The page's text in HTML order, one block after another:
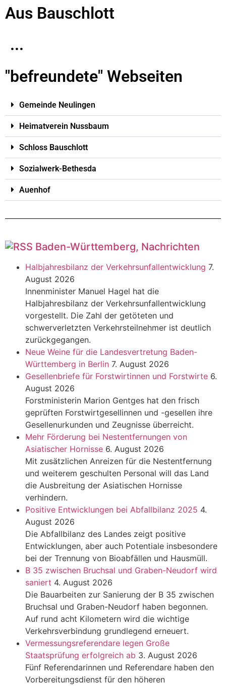
Aus Bauschlott
...
"befreundete" Webseiten
Gemeinde Neulingen
Heimatverein Nussbaum
Schloss Bauschlott
Sozialwerk-Bethesda
Auenhof
Baden-Württemberg, Nachrichten
Halbjahresbilanz der Verkehrsunfallentwicklung 7.
August 2026
Innenminister Manuel Hagel hat die
Halbjahresbilanz der Verkehrsunfallentwicklung
vorgestellt. Die Zahl der getöteten und
schwerverletzten Verkehrsteilnehmer ist deutlich
zurückgegangen.
Neue Weine für die Landesvertretung Baden-
Württemberg in Berlin 7. August 2026
Gesellenbriefe für Forstwirtinnen und Forstwirte 6.
August 2026
Forstministerin Marion Gentges hat den frisch
geprüften Forstwirtgesellinnen und -gesellen ihre
Gesellenurkunden und Zeugnisse überreicht.
Mehr Förderung bei Nestentfernungen von
Asiatischer Hornisse 6. August 2026
Mit zusätzlichen Anreizen für die Nestentfernung
und weiterem geschulten Personal will das Land
die Ausbreitung der Asiatischen Hornisse
verhindern.
Positive Entwicklungen bei Abfallbilanz 2025 4.
August 2026
Die Abfallbilanz des Landes zeigt positive
Entwicklungen, aber auch Potentiale insbesondere
bei der Trennung von Bioabfällen und Hausmüll.
B 35 zwischen Bruchsal und Graben-Neudorf wird
saniert 4. August 2026
Die Bauarbeiten zur Sanierung der B 35 zwischen
Bruchsal und Graben-Neudorf haben begonnen.
Auf rund acht Kilometern wird die wichtige
Verkehrsverbindung grundlegend erneuert.
Vermessungsreferendare legen Große
Staatsprüfung erfolgreich ab 3. August 2026
Fünf Referendarinnen und Referendare haben den
Vorbereitungsdienst für den höheren